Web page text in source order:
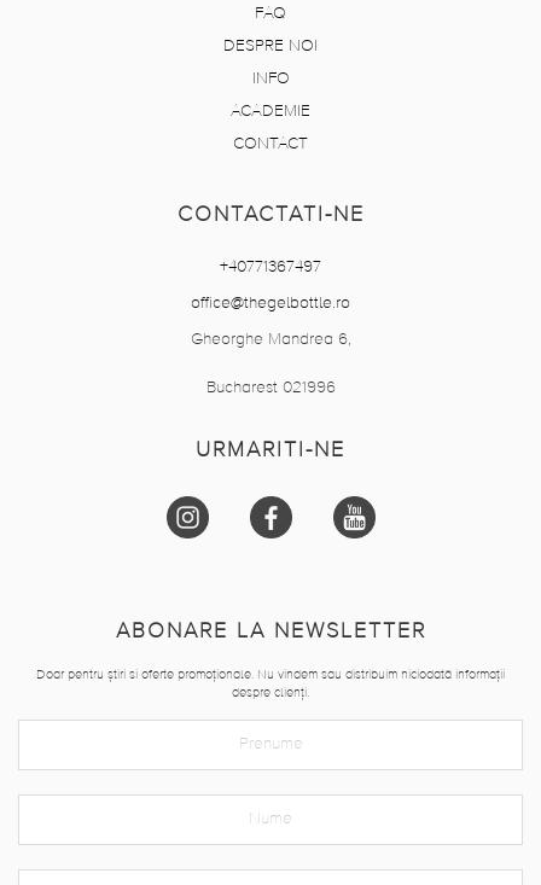
FAQ
DESPRE NOI
INFO
ACADEMIE
CONTACT
CONTACTATI-NE
+40771367497
office@thegelbottle.ro
Gheorghe Mandrea 6,
Bucharest 021996
URMARITI-NE
ABONARE LA NEWSLETTER
Doar pentru știri si oferte promoționale. Nu vindem sau distribuim niciodată informații
despre clienți.